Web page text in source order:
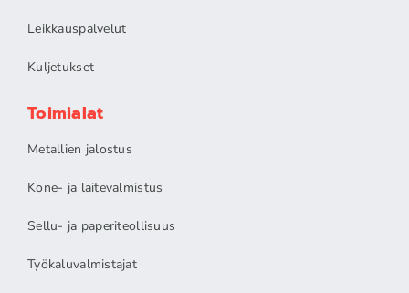
Leikkauspalvelut
Kuljetukset
Toimialat
Metallien jalostus
Kone- ja laitevalmistus
Sellu- ja paperiteollisuus
Työkaluvalmistajat